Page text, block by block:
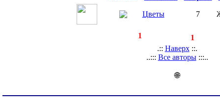
·1 записей:
..:::
:::..
🌐
конкурсы|игры|релакс|рисовалки|учиться рисовать|